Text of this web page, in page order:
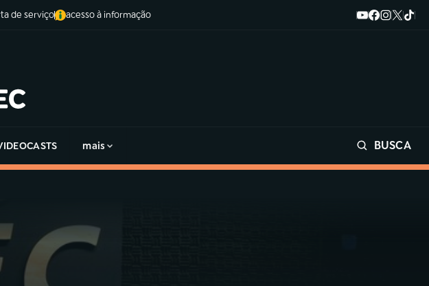
de serviço acesso à informação
mais BUSCA